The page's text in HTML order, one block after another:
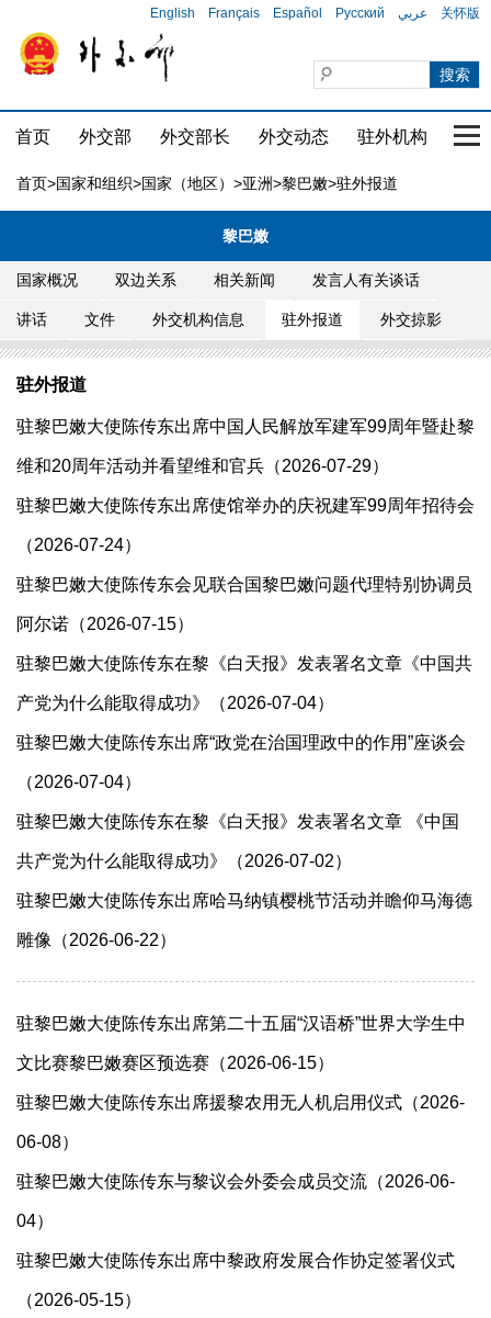
English Français Español Русский عربي 关怀版
首页 外交部 外交部长 外交动态 驻外机构 国
首页>国家和组织>国家（地区） >亚洲>黎巴嫩>驻外报道
黎巴嫩
国家概况 双边关系 相关新闻 发言人有关谈话
讲话 文件 外交机构信息 驻外报道 外交掠影
驻外报道
驻黎巴嫩大使陈传东出席中国人民解放军建军99周年暨赴黎
维和20周年活动并看望维和官兵（2026-07-29）
驻黎巴嫩大使陈传东出席使馆举办的庆祝建军99周年招待会
（2026-07-24）
驻黎巴嫩大使陈传东会见联合国黎巴嫩问题代理特别协调员
阿尔诺（2026-07-15）
驻黎巴嫩大使陈传东在黎《白天报》发表署名文章《中国共
产党为什么能取得成功》（2026-07-04）
驻黎巴嫩大使陈传东出席“政党在治国理政中的作用”座谈会
（2026-07-04）
驻黎巴嫩大使陈传东在黎《白天报》发表署名文章 《中国
共产党为什么能取得成功》（2026-07-02）
驻黎巴嫩大使陈传东出席哈马纳镇樱桃节活动并瞻仰马海德
雕像（2026-06-22）
驻黎巴嫩大使陈传东出席第二十五届“汉语桥”世界大学生中
文比赛黎巴嫩赛区预选赛（2026-06-15）
驻黎巴嫩大使陈传东出席援黎农用无人机启用仪式（2026-
06-08）
驻黎巴嫩大使陈传东与黎议会外委会成员交流（2026-06-
04）
驻黎巴嫩大使陈传东出席中黎政府发展合作协定签署仪式
（2026-05-15）